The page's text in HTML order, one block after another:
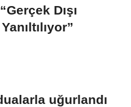
Dışı
uğurlandı